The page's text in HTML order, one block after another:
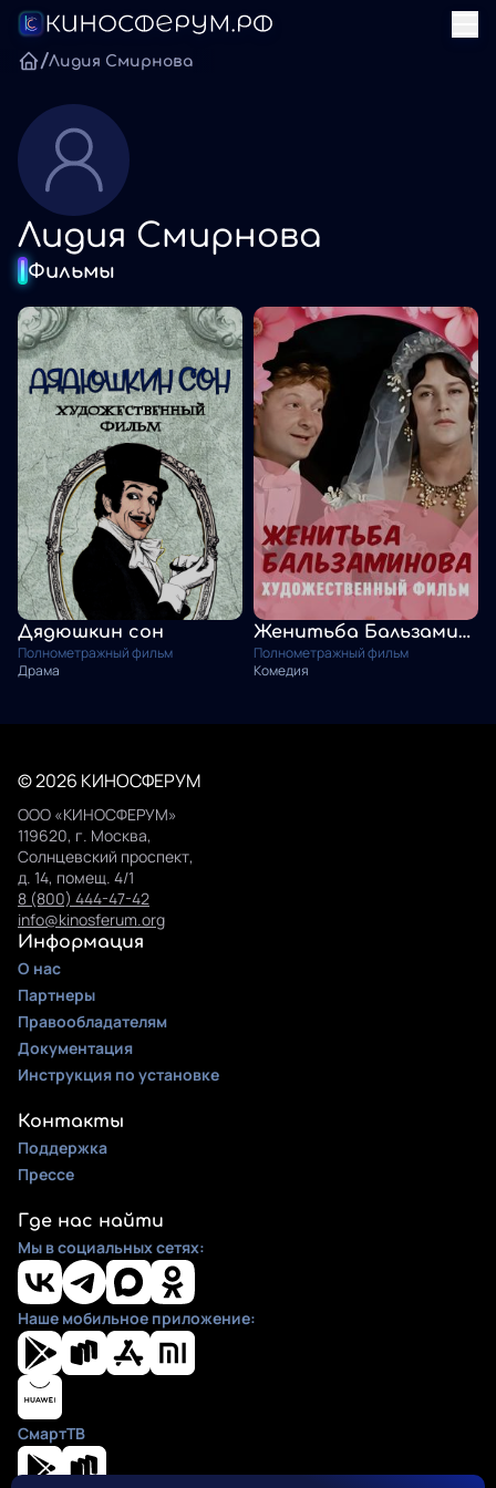
/Лидия Смирнова
Лидия Смирнова
Фильмы
Дядюшкин сон
Полнометражный фильм
Драма
Женитьба Бальзаминова
Полнометражный фильм
Комедия
© 2026 КИНОСФЕРУМ
ООО «КИНОСФЕРУМ»
119620, г. Москва,
Солнцевский проспект,
д. 14, помещ. 4/1
8 (800) 444-47-42
info@kinosferum.org
Информация
О нас
Партнеры
Правообладателям
Документация
Инструкция по установке
Контакты
Поддержка
Прессе
Где нас найти
Мы в социальных сетях:
Наше мобильное приложение:
СмартТВ